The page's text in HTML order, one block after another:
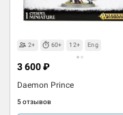
2+ 60+ 12+ Eng
Daemon Prince
5 отзывов
3 600 ₽